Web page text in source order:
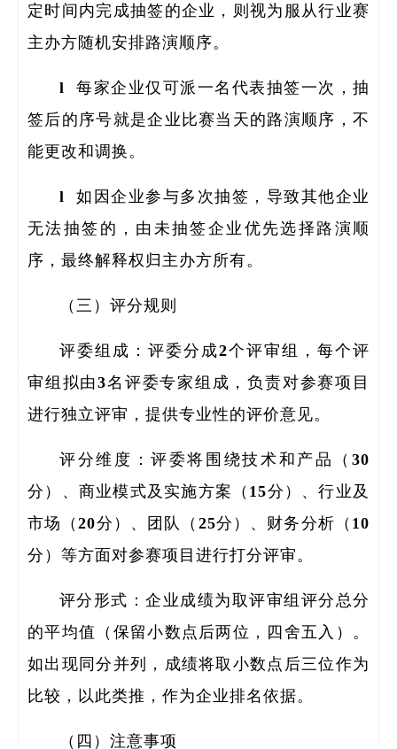
定时间内完成抽签的企业，则视为服从行业赛
主办方随机安排路演顺序。
l 每家企业仅可派一名代表抽签一次，抽
签后的序号就是企业比赛当天的路演顺序，不
能更改和调换。
l 如因企业参与多次抽签，导致其他企业
无法抽签的，由未抽签企业优先选择路演顺
序，最终解释权归主办方所有。
（三）评分规则
评委组成：评委分成2个评审组，每个评
审组拟由3名评委专家组成，负责对参赛项目
进行独立评审，提供专业性的评价意见。
评分维度：评委将围绕技术和产品（30
分）、商业模式及实施方案（15分）、行业及
市场（20分）、团队（25分）、财务分析（10
分）等方面对参赛项目进行打分评审。
评分形式：企业成绩为取评审组评分总分
的平均值（保留小数点后两位，四舍五入）。
如出现同分并列，成绩将取小数点后三位作为
比较，以此类推，作为企业排名依据。
（四）注意事项